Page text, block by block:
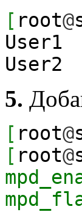
[ root@
5.
[ root@
[ root@